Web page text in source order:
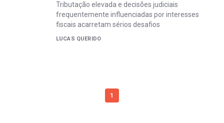
Tributação elevada e decisões judiciais
frequentemente influenciadas por interesses
fiscais acarretam sérios desafios
LUCAS QUERIDO
1